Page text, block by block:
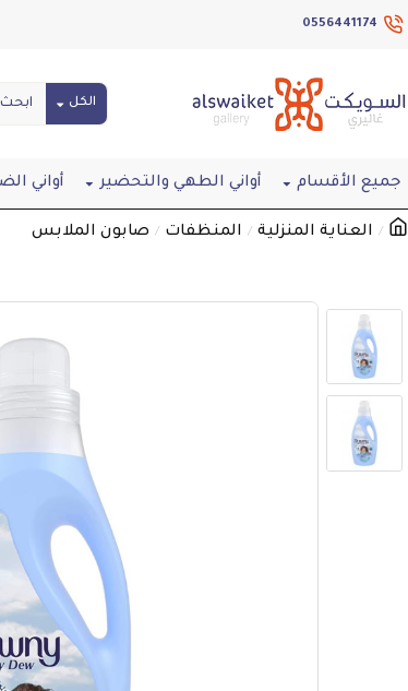
0556441174
الكل
جميع الأقسام أواني الطهي والتحضير أواني
العناية المنزلية المنظفات صابون الملابس